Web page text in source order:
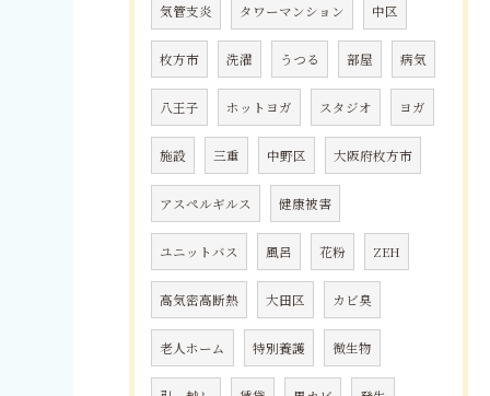
気管支炎 タワーマンション 中区
枚方市 洗濯 うつる 部屋 病気
八王子 ホットヨガ スタジオ ヨガ
施設 三重 中野区 大阪府枚方市
アスペルギルス 健康被害
ユニットバス 風呂 花粉 ZEH
高気密高断熱 大田区 カビ臭
老人ホーム 特別養護 微生物